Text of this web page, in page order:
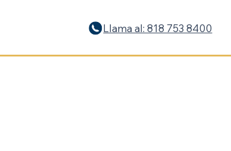
Llama al: 818 753 8400